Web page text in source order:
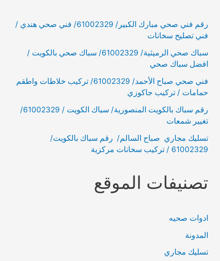
رقم فني صحي مبارك الكبير/ 61002329/ فني صحي هندي /
فني تصليح سخانات
سباك صحي الرميثية/ 61002329/ سباك صحي بالكويت /
افضل سباك صحي
فني صحي صباح الأحمد/ 61002329/ تركيب خلاطات واطقم
حمامات / تركيب جاكوزي
رقم سباك بالكويت المنصورية/ سباك الكويت / 61002329/
تغيير شمعات
تسليك مجاري صباح السالم/ رقم سباك بالكويت/
61002329 / تركيب سخانات مركزية
تصنيفات الموقع
ادوات صحيه
المدونة
تسليك مجاري